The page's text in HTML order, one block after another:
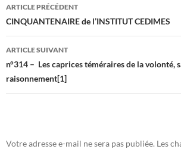
des
articles
ARTICLE PRÉCÉDENT
CINQUANTENAIRE de l’INSTITUT CEDIMES
ARTICLE SUIVANT
n°314 – Les caprices téméraires de la volonté,
raisonnement[1]
Votre adresse e-mail ne sera pas publiée. Les